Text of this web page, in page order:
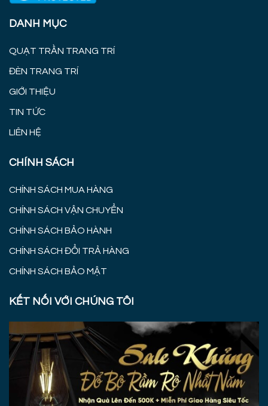
DANH MỤC
QUẠT TRẦN TRANG TRÍ
ĐÈN TRANG TRÍ
GIỚI THIỆU
TIN TỨC
LIÊN HỆ
CHÍNH SÁCH
CHÍNH SÁCH MUA HÀNG
CHÍNH SÁCH VẬN CHUYỂN
CHÍNH SÁCH BẢO HÀNH
CHÍNH SÁCH ĐỔI TRẢ HÀNG
CHÍNH SÁCH BẢO MẬT
KẾT NỐI VỚI CHÚNG TÔI